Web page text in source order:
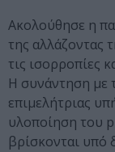
Ακολούθησε η
της αλλάζοντας
τις ισορροπίες
Η συνάντηση με
επιμελήτριας
υλοποίηση του
βρίσκονται υπό